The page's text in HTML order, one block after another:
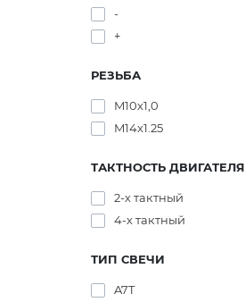
-
+
РЕЗЬБА
M10x1,0
M14x1.25
ТАКТНОСТЬ ДВИГАТЕЛЯ
2-х тактный
4-х тактный
ТИП СВЕЧИ
A7T